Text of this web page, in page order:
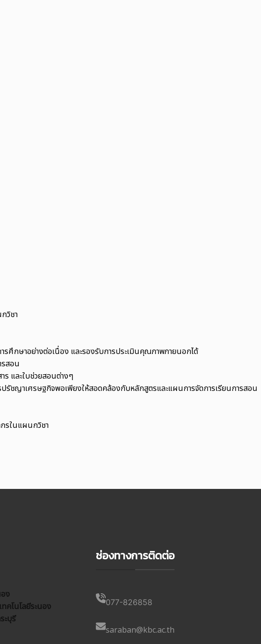
วิชา
ศึกษาอย่างต่อเนื่อง และรองรับการประเมินคุณภาพภายนอกได้
สอน
ร และใบช่วยสอนต่างๆ
รัชญาเศรษฐกิจพอเพียงให้สอดคล้องกับหลักสูตรและแผนการจัดการเรียนการสอน
รในแผนกวิชา
ง
คโนโลยีระนอง
ะบุรี
ช่องทางการติดต่อ
077-826858
saraban@kbc.ac.th